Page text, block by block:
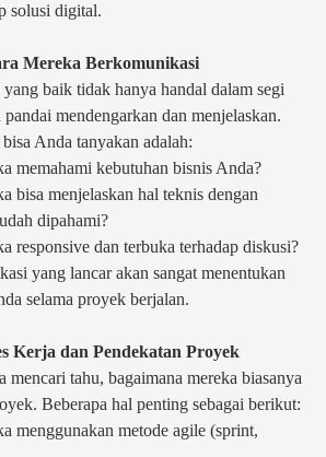
solusi digital.
Mereka Berkomunikasi
baik tidak hanya handal dalam segi
mendengarkan dan menjelaskan.
Anda tanyakan adalah:
memahami kebutuhan bisnis Anda?
bisa menjelaskan hal teknis dengan
dipahami?
responsive dan terbuka terhadap diskusi?
yang lancar akan sangat menentukan
selama proyek berjalan.
Kerja dan Pendekatan Proyek
mencari tahu, bagaimana mereka biasanya
Beberapa hal penting sebagai berikut:
menggunakan metode agile (sprint,